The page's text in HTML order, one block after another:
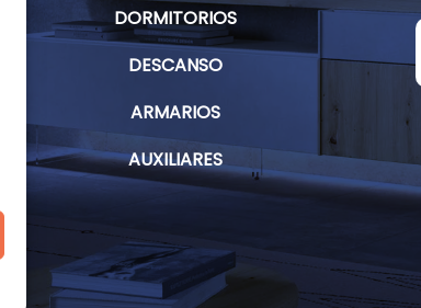
DORMITORIOS
DESCANSO
ARMARIOS
AUXILIARES